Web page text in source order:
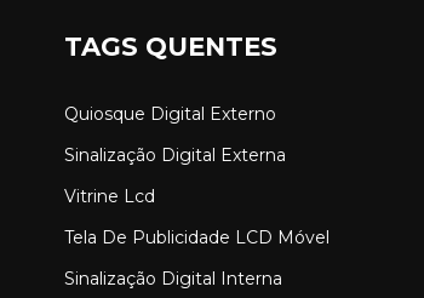
TAGS QUENTES
Quiosque Digital Externo
Sinalização Digital Externa
Vitrine Lcd
Tela De Publicidade LCD Móvel
Sinalização Digital Interna